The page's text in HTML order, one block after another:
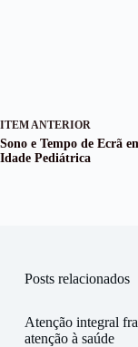
ITEM ANTERIOR
Sono e Tempo de Ecrã
Idade Pediátrica
Posts relacionados
Atenção integral
atenção à saúde